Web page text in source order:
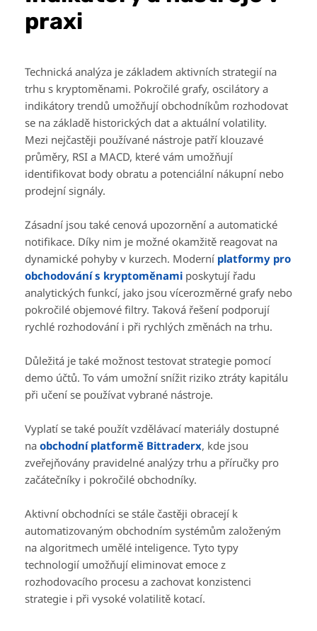
praxi
Technická analýza je základem aktivních strategií na
trhu s kryptoměnami. Pokročilé grafy, oscilátory a
indikátory trendů umožňují obchodníkům rozhodovat
se na základě historických dat a aktuální volatility.
Mezi nejčastěji používané nástroje patří klouzavé
průměry, RSI a MACD, které vám umožňují
identifikovat body obratu a potenciální nákupní nebo
prodejní signály.
Zásadní jsou také cenová upozornění a automatické
notifikace. Díky nim je možné okamžitě reagovat na
dynamické pohyby v kurzech. Moderní platformy pro
obchodování s kryptoměnami poskytují řadu
analytických funkcí, jako jsou vícerozměrné grafy nebo
pokročilé objemové filtry. Taková řešení podporují
rychlé rozhodování i při rychlých změnách na trhu.
Důležitá je také možnost testovat strategie pomocí
demo účtů. To vám umožní snížit riziko ztráty kapitálu
při učení se používat vybrané nástroje.
Vyplatí se také použít vzdělávací materiály dostupné
na obchodní platformě Bittraderx, kde jsou
zveřejňovány pravidelné analýzy trhu a příručky pro
začátečníky i pokročilé obchodníky.
Aktivní obchodníci se stále častěji obracejí k
automatizovaným obchodním systémům založeným
na algoritmech umělé inteligence. Tyto typy
technologií umožňují eliminovat emoce z
rozhodovacího procesu a zachovat konzistenci
strategie i při vysoké volatilitě kotací.